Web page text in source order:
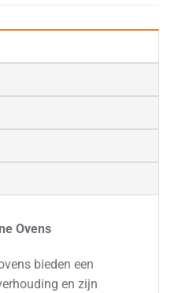
Ovens
bieden een
en zijn